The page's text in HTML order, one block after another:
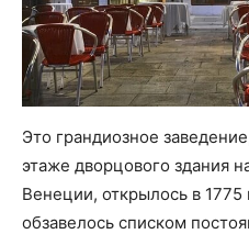
Это грандиозное
этаже дворцового здания
Венеции, открылось в 1775
обзавелось списком